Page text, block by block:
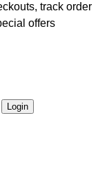
track order
offers